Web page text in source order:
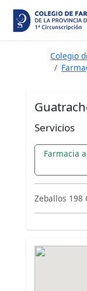
contenido
Colegio
Servicios
Farmacia
Zeballos 198